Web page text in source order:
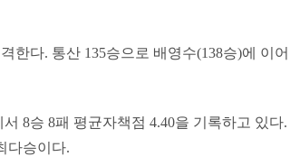
한다. 통산 135승으로 배영수(138승)에 이
8승 8패 평균자책점 4.40을 기록하고 있다
다승이다.